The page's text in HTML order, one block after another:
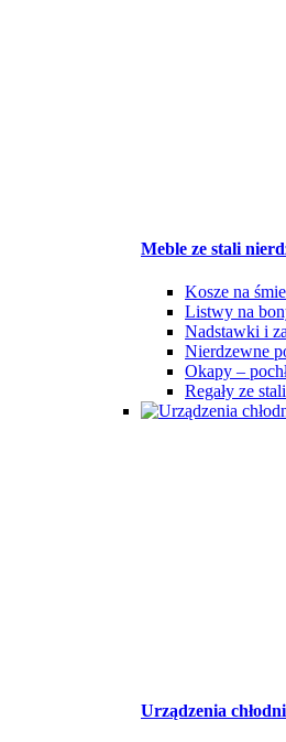
Meble ze stali
Kosze na
Listwy na
Nadstawki i
Nierdzewne
Okapy –
Regały ze
Urządzenia